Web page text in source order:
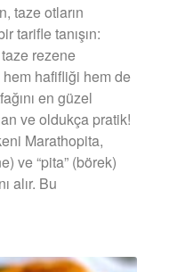
taze otların
tarifle tanışın:
rezene
hem hafifliği hem de
en güzel
ve oldukça pratik!
Marathopita,
ve “pita” (börek)
alır. Bu